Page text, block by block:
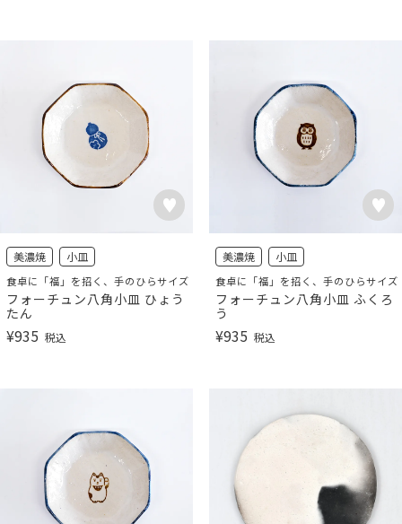
美濃焼 小皿
食卓に「福」を招く、手のひらサイズ
フォーチュン八角小皿 ひょう
たん
¥935 税込
美濃焼 小皿
食卓に「福」を招く、手のひらサイズ
フォーチュン八角小皿 ふくろ
う
¥935 税込